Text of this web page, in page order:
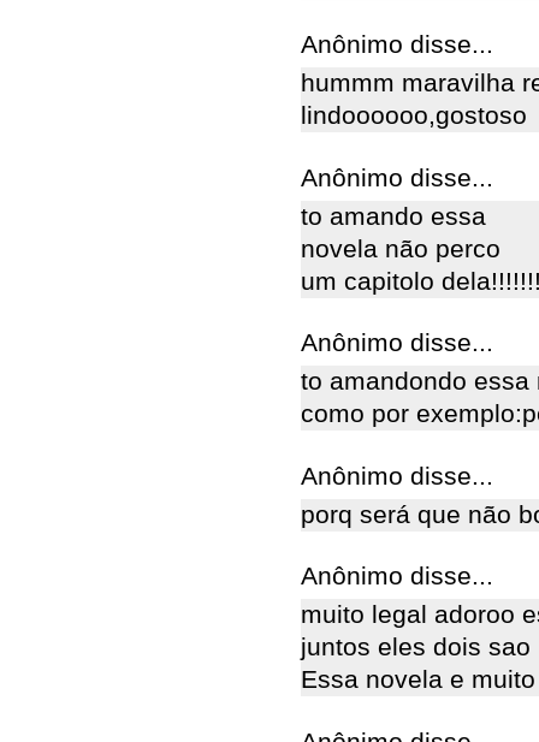
Anônimo disse...
hummm maravilha
lindoooooo,gostoso
Anônimo disse...
to amando essa
novela não perco
um capitolo
Anônimo disse...
to amandondo
como por
Anônimo disse...
porq será que não
Anônimo disse...
muito legal adoroo
juntos eles dois sao
Essa novela e